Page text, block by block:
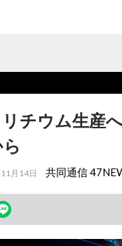
チウム生産
月14日 共同通信